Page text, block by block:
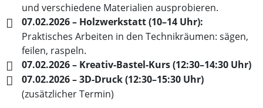
und verschiedene Materialien ausprobieren.
07.02.2026 – Holzwerkstatt (10–14 Uhr):
Praktisches Arbeiten in den Technikräumen: sägen,
feilen, raspeln.
07.02.2026 – Kreativ-Bastel-Kurs (12:30–14:30 Uhr)
07.02.2026 – 3D-Druck (12:30–15:30 Uhr)
(zusätzlicher Termin)